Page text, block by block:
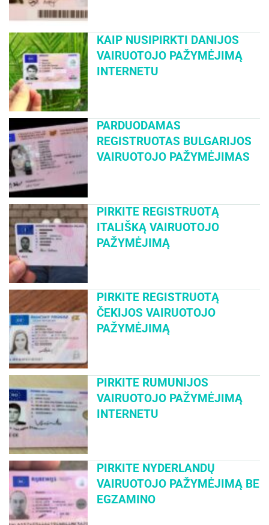
KAIP NUSIPIRKTI DANIJOS
VAIRUOTOJO PAŽYMĖJIMĄ
INTERNETU
PARDUODAMAS
REGISTRUOTAS BULGARIJOS
VAIRUOTOJO PAŽYMĖJIMAS
PIRKITE REGISTRUOTĄ
ITALIŠKĄ VAIRUOTOJO
PAŽYMĖJIMĄ
PIRKITE REGISTRUOTĄ
ČEKIJOS VAIRUOTOJO
PAŽYMĖJIMĄ
PIRKITE RUMUNIJOS
VAIRUOTOJO PAŽYMĖJIMĄ
INTERNETU
PIRKITE NYDERLANDŲ
VAIRUOTOJO PAŽYMĖJIMĄ BE
EGZAMINO